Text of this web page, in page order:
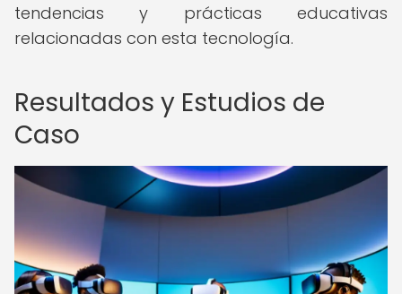
tendencias y prácticas educativas
relacionadas con esta tecnología.
Resultados y Estudios de
Caso